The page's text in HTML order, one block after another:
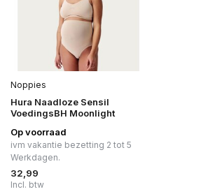
Noppies
Hura Naadloze Sensil
VoedingsBH Moonlight
Op voorraad
ivm vakantie bezetting 2 tot 5
Werkdagen.
32,99
Incl. btw